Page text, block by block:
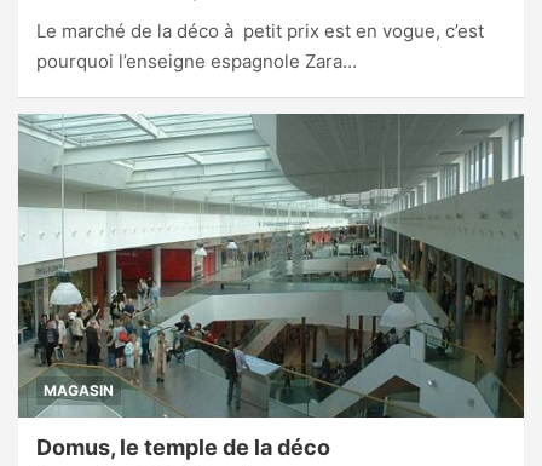
Le marché de la déco à petit prix est en vogue, c’est
pourquoi l’enseigne espagnole Zara…
MAGASIN
Domus, le temple de la déco